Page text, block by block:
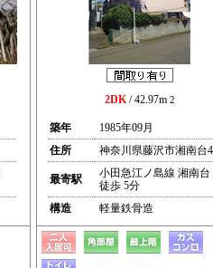
2DK/ 42.97m 2
築年
1985年09月
住所
神奈川県藤沢市湘南台4
最寄駅
小田急江ノ島線 湘南台
徒歩 5分
構造
軽量鉄骨造